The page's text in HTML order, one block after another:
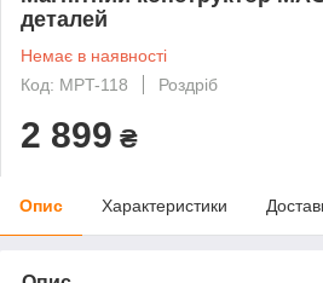
деталей
Немає в наявності
Код: MPT-118
Роздріб
2 899 ₴
Опис Характеристики